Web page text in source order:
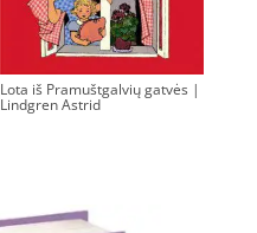
Lota iš Pramuštgalvių gatvės |
Lindgren Astrid